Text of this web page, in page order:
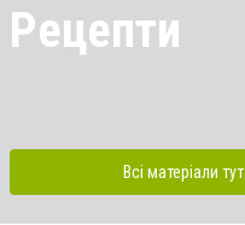
Рецепти
Всі матеріали тут